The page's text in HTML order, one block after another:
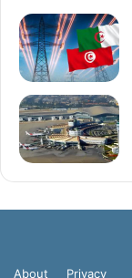
About Privacy